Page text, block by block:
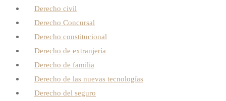
Derecho civil
Derecho Concursal
Derecho constitucional
Derecho de extranjería
Derecho de familia
Derecho de las nuevas tecnologías
Derecho del seguro